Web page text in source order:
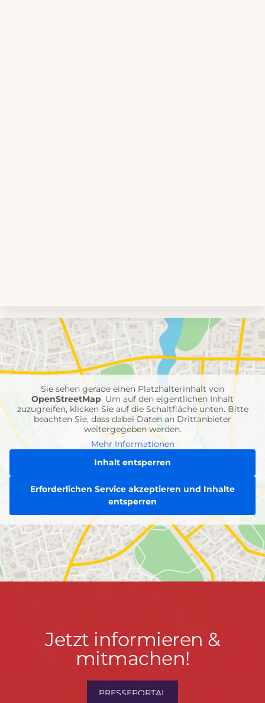
Umgebungskarte
mit
Feuerwehr-
Einheiten
Sie sehen gerade einen Platzhalterinhalt von
OpenStreetMap. Um auf den eigentlichen Inhalt
zuzugreifen, klicken Sie auf die Schaltfläche unten. Bitte
beachten Sie, dass dabei Daten an Drittanbieter
weitergegeben werden.
Mehr Informationen
Inhalt entsperren
Erforderlichen Service akzeptieren und Inhalte
entsperren
Jetzt
informieren
mitmachen!
Jetzt informieren &
mitmachen!
PRESSEPORTAL